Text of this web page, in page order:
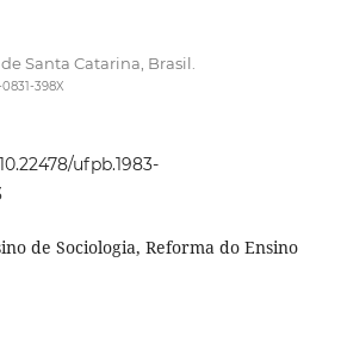
Santa Catarina, Brasil.
398X
ufpb.1983-
de Sociologia, Reforma do Ensino